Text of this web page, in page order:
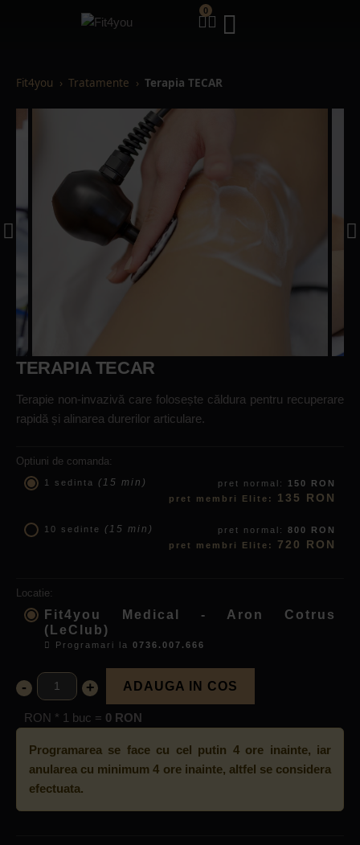
0
Fit4you Tratamente Terapia TECAR
TERAPIA TECAR
Terapie non-invazivă care folosește căldura pentru recuperare
rapidă și alinarea durerilor articulare.
Optiuni de comanda:
1 sedinta (15 min) pret normal:
150 RON
pret membri Elite: 135 RON
10 sedinte (15 min) pret normal:
800 RON
pret membri Elite: 720 RON
Locatie:
Fit4you Medical - Aron Cotrus
(LeClub)
Programari la 0736.007.666
- + ADAUGA IN COS
RON * 1 buc = 0 RON
Programarea se face cu cel putin 4 ore inainte, iar
anularea cu minimum 4 ore inainte, altfel se considera
efectuata.